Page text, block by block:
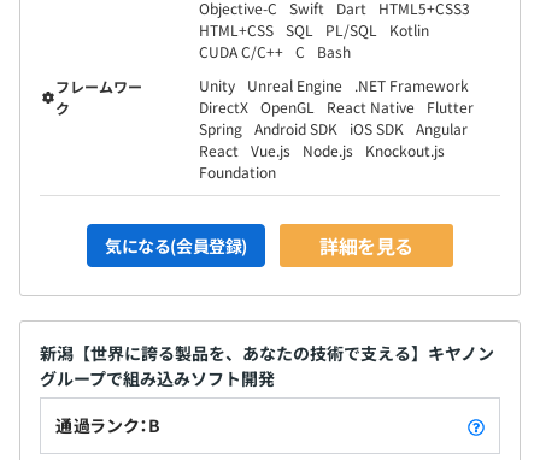
Objective-C Swift Dart
HTML5+CSS3
HTML+CSS SQL PL/SQL
Kotlin
CUDA C/C++ C
Bash
フレームワー
ク
Unity Unreal Engine
.NET Framework
DirectX OpenGL React Native
Flutter
Spring Android SDK iOS SDK
Angular
React
Vue.js Node.js
Knockout.js
Foundation
気になる(会員登録) 詳細を見る
新潟【世界に誇る製品を、あなたの技術で支える】キヤノン
グループで組み込みソフト開発
通過ランク：B